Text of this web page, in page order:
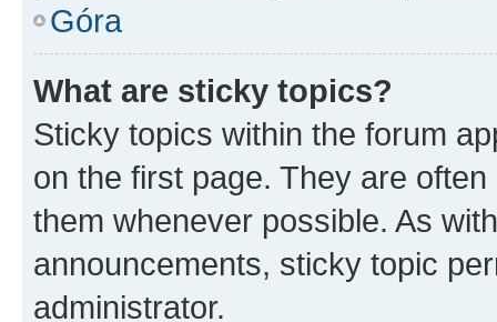
Góra
What are sticky topics?
Sticky topics within the forum
on the first page. They are
them whenever possible. As
announcements, sticky topic
administrator.